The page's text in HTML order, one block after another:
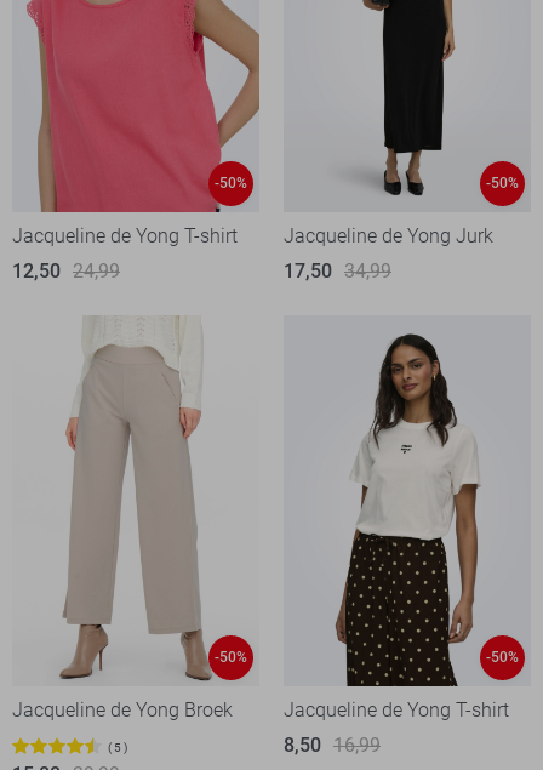
-50%
Jacqueline de Yong T-shirt
12,50 24,99
-50%
Jacqueline de Yong Jurk
17,50 34,99
-50%
Jacqueline de Yong Broek
5
-50%
Jacqueline de Yong T-shirt
8,50 16,99